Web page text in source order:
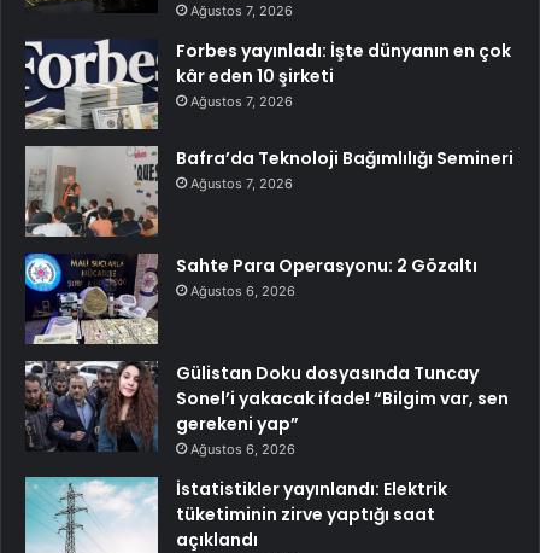
Ağustos 7, 2026
Forbes yayınladı: İşte dünyanın en çok
kâr eden 10 şirketi
Ağustos 7, 2026
Bafra’da Teknoloji Bağımlılığı Semineri
Ağustos 7, 2026
Sahte Para Operasyonu: 2 Gözaltı
Ağustos 6, 2026
Gülistan Doku dosyasında Tuncay
Sonel’i yakacak ifade! “Bilgim var, sen
gerekeni yap”
Ağustos 6, 2026
İstatistikler yayınlandı: Elektrik
tüketiminin zirve yaptığı saat
açıklandı